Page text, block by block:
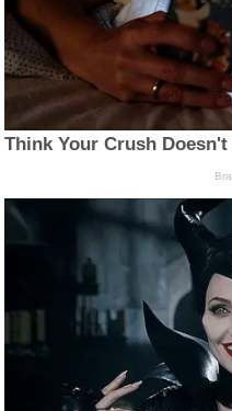
Think Your Crush